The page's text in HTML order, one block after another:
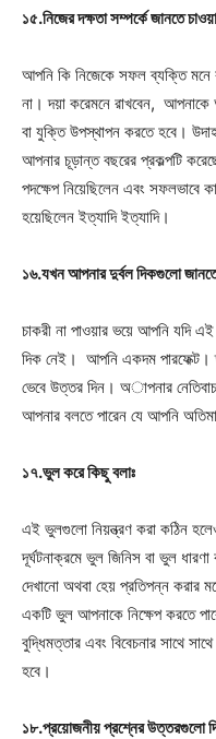
১৫.নিজের দক্ষতা সম্পর্কে জানতে
আপনি কি নিজেকে সফল ব্যক্তি
না। দয়া করেমনে রাখবেন, আপনাকে
বা যুক্তি উপস্থাপন করতে হবে।
আপনার চূড়ান্ত বছরের প্রকল্পটি
পদক্ষেপ নিয়েছিলেন এবং সফলভাবে
হয়েছিলেন ইত্যাদি ইত্যাদি।
১৬.যখন আপনার দুর্বল দিকগুলো
চাকরী না পাওয়ার ভয়ে আপনি যদি
দিক নেই। আপনি একদম পারফেক্ট।
ভেবে উত্তর দিন। অাপনার
আপনার বলতে পারেন যে আপনি
১৭.ভুল করে কিছু বলাঃ
এই ভুলগুলো নিয়ন্ত্রণ করা কঠিন
দূর্ঘটনাক্রমে ভুল জিনিস বা ভুল
দেখানো অথবা হেয় প্রতিপন্ন
একটি ভুল আপনাকে নিক্ষেপ করতে
বুদ্ধিমত্তার এবং বিবেচনার সাথে
হবে।
১৮.প্রয়োজনীয় প্রশ্নের উত্তরগুলো